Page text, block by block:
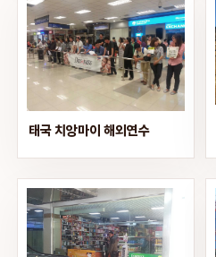
태국 치앙마이 해외연수